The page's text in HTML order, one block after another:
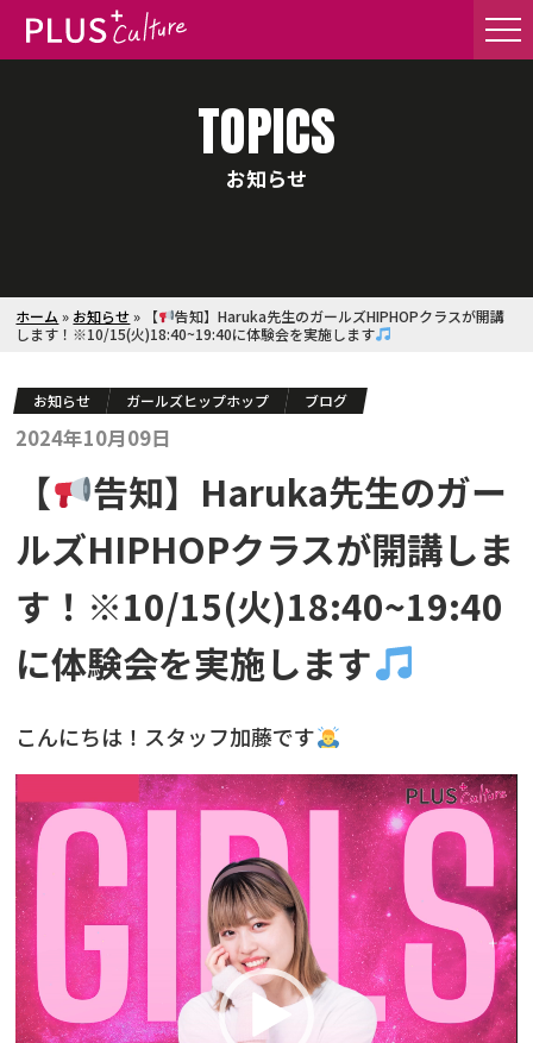
TOPICS
お知らせ
ホーム » お知らせ» 【
告知】Haruka先生のガールズHIPHOPクラスが開講
します！※10/15(火)18:40~19:40に体験会を実施します
お知らせ ガールズヒップホップ ブログ
2024年10月09日
【
告知】Haruka先生のガー
ルズHIPHOPクラスが開講しま
す！※10/15(火)18:40~19:40
に体験会を実施します
こんにちは！スタッフ加藤です
動
画
プ
レ
ー
ヤ
ー